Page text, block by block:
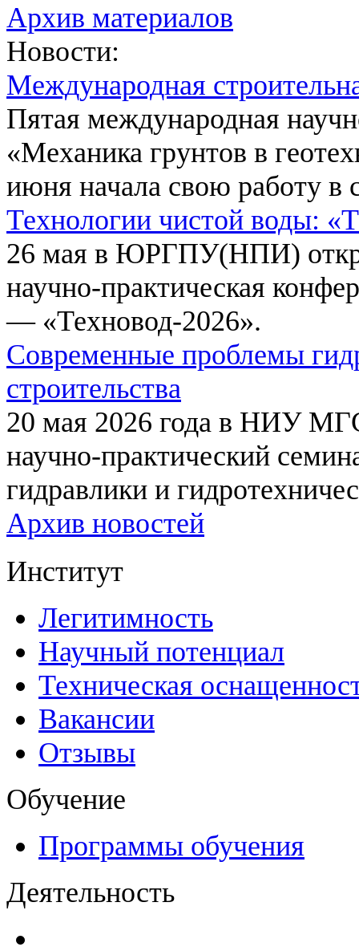
Архив материалов
Новости:
Международная
Пятая международная
«Механика грунтов в
июня начала свою работу в
Технологии чистой воды:
26 мая в ЮРГПУ(НПИ)
научно-практическая
— «Техновод-2026».
Современные проблемы
строительства
20 мая 2026 года в НИУ
научно-практический
гидравлики и
Архив новостей
Институт
Легитимность
Научный потенциал
Техническая
Вакансии
Отзывы
Обучение
Программы обучения
Деятельность